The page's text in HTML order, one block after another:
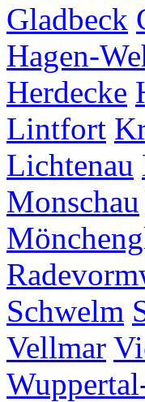
Gladbeck
Hagen-
Herdecke
Lintfort
Lichtenau
Monschau
Schwelm
Vellmar